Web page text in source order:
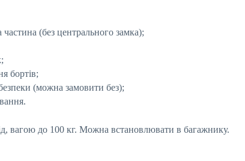
частина (без центрального замка);
бортів;
(можна замовити без);
вагою до 100 кг. Можна встановлювати в багажнику.